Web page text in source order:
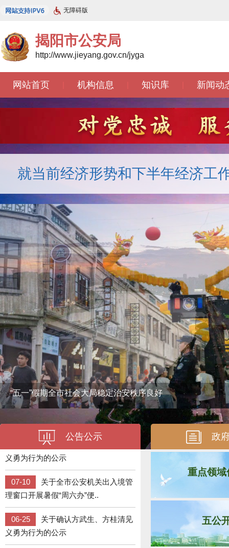
无障碍版
揭阳市公安局
http://www.jieyang.gov.cn/jyga
网站首页 机构信息 知识库 新闻动
就当前经济形势和下半年经济工
“五一”假期全市社会大局稳定治安秩序良好
公告公示
05-23 拟申请注销登记公告
07-15
《揭阳市电动自行车道路交
通安全管理办法（征求意见一..
关于确认陈泽丰、陈海彬见
义勇为行为的公示
理窗口开展暑假“周六办”便..
义勇为行为的公示
政
重点领域
五公